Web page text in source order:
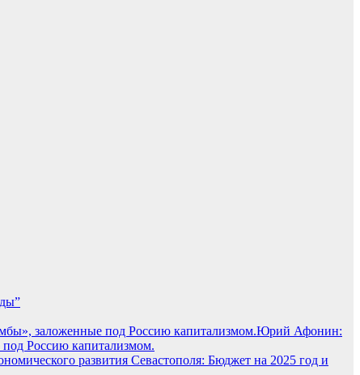
Юрий Афонин:
Россию капитализмом.
развития Севастополя: Бюджет на 2025 год и